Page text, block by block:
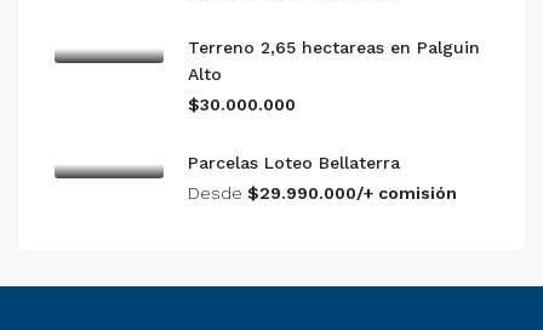
Terreno 2,65 hectareas en Palguin
Alto
$30.000.000
Parcelas Loteo Bellaterra
Desde $29.990.000/+ comisión